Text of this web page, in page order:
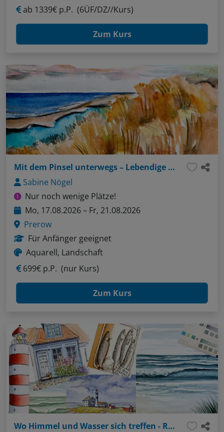
ab 1339€ p.P. (6ÜF/DZ//Kurs)
Zum Kurs
Mit dem Pinsel unterwegs – Lebendige Aquarelle
Sabine Nögel
Nur noch wenige Plätze!
Mo, 17.08.2026 – Fr, 21.08.2026
Prerow
Für Anfänger geeignet
Aquarell, Landschaft
699€ p.P. (nur Kurs)
Zum Kurs
Wo Himmel und Wasser sich treffen - Reiseskizzenbuch auf Föhr